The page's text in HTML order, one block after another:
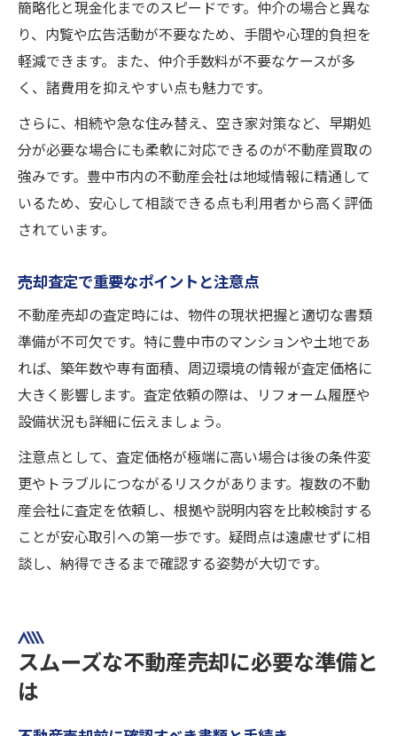
簡略化と現金化までのスピードです。仲介の場合と異な
り、内覧や広告活動が不要なため、手間や心理的負担を
軽減できます。また、仲介手数料が不要なケースが多
く、諸費用を抑えやすい点も魅力です。
さらに、相続や急な住み替え、空き家対策など、早期処
分が必要な場合にも柔軟に対応できるのが不動産買取の
強みです。豊中市内の不動産会社は地域情報に精通して
いるため、安心して相談できる点も利用者から高く評価
されています。
売却査定で重要なポイントと注意点
不動産売却の査定時には、物件の現状把握と適切な書類
準備が不可欠です。特に豊中市のマンションや土地であ
れば、築年数や専有面積、周辺環境の情報が査定価格に
大きく影響します。査定依頼の際は、リフォーム履歴や
設備状況も詳細に伝えましょう。
注意点として、査定価格が極端に高い場合は後の条件変
更やトラブルにつながるリスクがあります。複数の不動
産会社に査定を依頼し、根拠や説明内容を比較検討する
ことが安心取引への第一歩です。疑問点は遠慮せずに相
談し、納得できるまで確認する姿勢が大切です。
スムーズな不動産売却に必要な準備と
は